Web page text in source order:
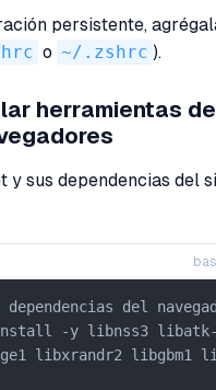
persistente,
o ~/.zshrc ).
herramientas
y sus dependencias del
del
-y libnss3 libatk-
libxrandr2 libgbm1